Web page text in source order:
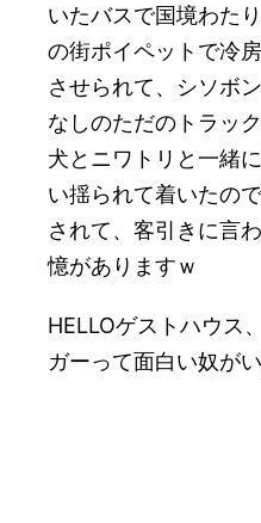
いたバスで国境わた
の街ポイペットで冷
させられて、シソボ
なしのただのトラッ
犬とニワトリと一緒
い揺られて着いたの
されて、客引きに言
憶がありますｗ
HELLOゲストハウス
ガーって面白い奴がい